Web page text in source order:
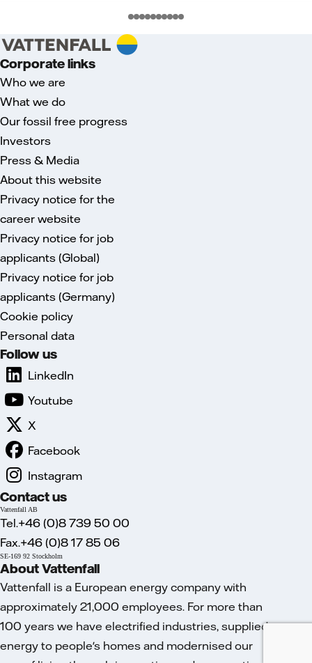
Corporate links
Who we are
What we do
Our fossil free progress
Investors
Press & Media
About this website
Privacy notice for the
career website
Privacy notice for job
applicants (Global)
Privacy notice for job
applicants (Germany)
Cookie policy
Personal data
Follow us
LinkedIn
Youtube
X
Facebook
Instagram
Contact us
Vattenfall AB
Tel.+46 (0)8 739 50 00
Fax.+46 (0)8 17 85 06
SE-169 92 Stockholm
About Vattenfall
Vattenfall is a European energy company with
approximately 21,000 employees. For more than
100 years we have electrified industries, supplied
energy to people's homes and modernised our